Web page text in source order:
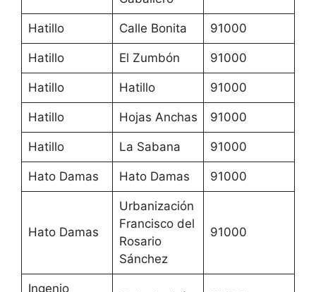
Hatillo Calle Bonita 91000
Hatillo El Zumbón 91000
Hatillo Hatillo 91000
Hatillo Hojas Anchas 91000
Hatillo La Sabana 91000
Hato Damas Hato Damas 91000
Hato Damas
Urbanización
Francisco del
Rosario
Sánchez
91000
Ingenio